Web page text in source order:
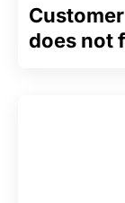
does not